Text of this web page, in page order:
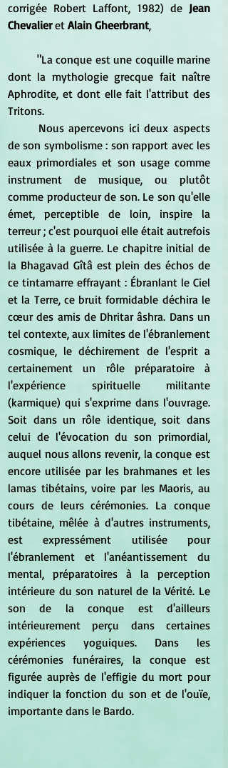
corrigée Robert Laffont, 1982) de Jean
Chevalier et Alain Gheerbrant,
dont la mythologie grecque fait naître
Aphrodite, et dont elle fait l'attribut des
Tritons.
de son symbolisme : son rapport avec les
eaux primordiales et son usage comme
instrument de musique, ou plutôt
comme producteur de son. Le son qu'elle
émet, perceptible de loin, inspire la
terreur ; c'est pourquoi elle était autrefois
utilisée à la guerre. Le chapitre initial de
la Bhagavad Gîtâ est plein des échos de
ce tintamarre effrayant : Ébranlant le Ciel
et la Terre, ce bruit formidable déchira le
cœur des amis de Dhritar âshra. Dans un
tel contexte, aux limites de l'ébranlement
cosmique, le déchirement de l'esprit a
certainement un rôle préparatoire à
l'expérience spirituelle militante
(karmique) qui s'exprime dans l'ouvrage.
Soit dans un rôle identique, soit dans
celui de l'évocation du son primordial,
auquel nous allons revenir, la conque est
encore utilisée par les brahmanes et les
lamas tibétains, voire par les Maoris, au
cours de leurs cérémonies. La conque
tibétaine, mêlée à d'autres instruments,
est expressément utilisée pour
l'ébranlement et l'anéantissement du
mental, préparatoires à la perception
intérieure du son naturel de la Vérité. Le
son de la conque est d'ailleurs
intérieurement perçu dans certaines
expériences yoguiques. Dans les
cérémonies funéraires, la conque est
figurée auprès de l'effigie du mort pour
indiquer la fonction du son et de l'ouïe,
importante dans le Bardo.